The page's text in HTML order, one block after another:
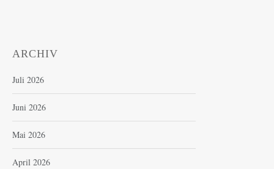
ARCHIV
Juli 2026
Juni 2026
Mai 2026
April 2026